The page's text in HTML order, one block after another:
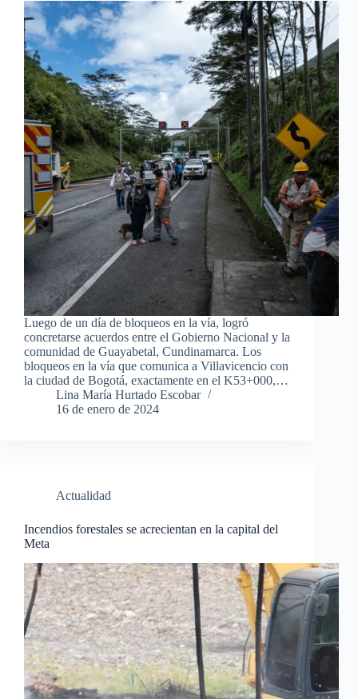
Luego de un día de bloqueos en la vía, logró
concretarse acuerdos entre el Gobierno Nacional y la
comunidad de Guayabetal, Cundinamarca. Los
bloqueos en la vía que comunica a Villavicencio con
la ciudad de Bogotá, exactamente en el K53+000,…
Lina María Hurtado Escobar
16 de enero de 2024
Actualidad
Incendios forestales se acrecientan en la capital del
Meta